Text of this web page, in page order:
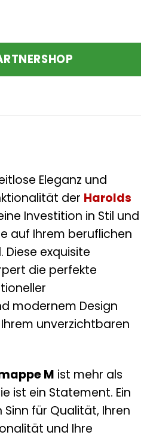
Eleganz und
der Harolds
Investition in Stil und
auf Ihrem beruflichen
exquisite
die perfekte
modernem Design
unverzichtbaren
M ist mehr als
ist ein Statement. Ein
für Qualität, Ihren
und Ihre